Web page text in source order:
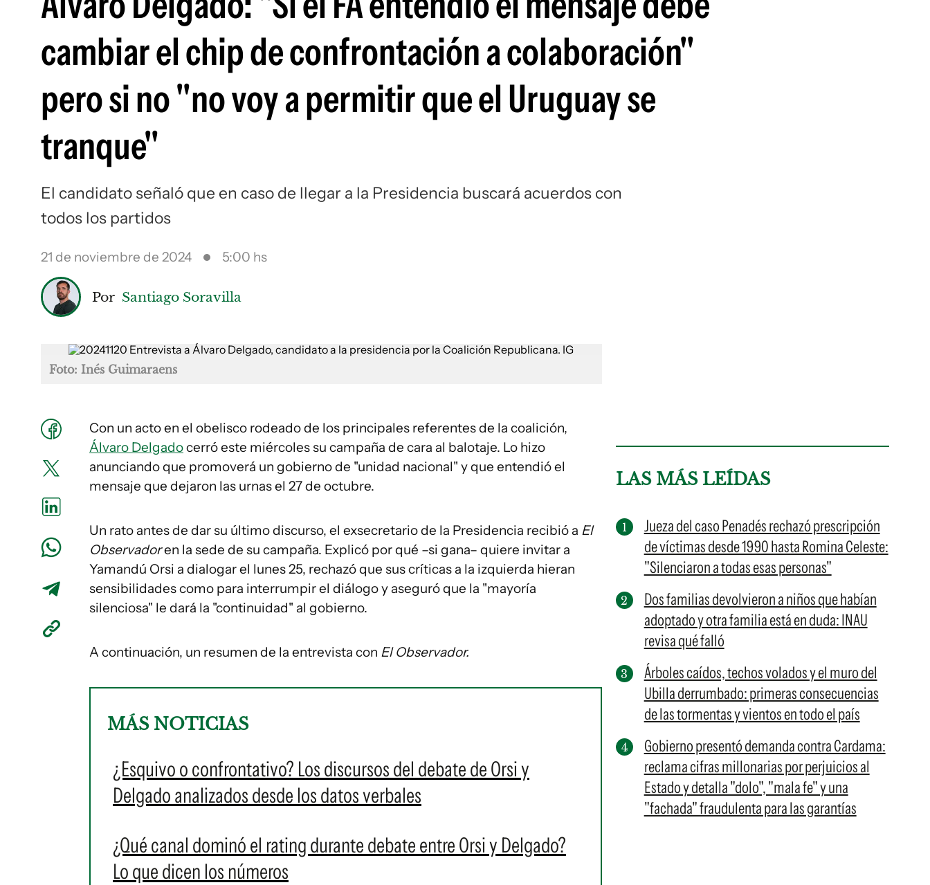
cambiar el chip de confrontación a colaboración"
pero si no "no voy a permitir que el Uruguay se
tranque"
El candidato señaló que en caso de llegar a la Presidencia buscará acuerdos con
todos los partidos
21 de noviembre de 2024 5:00 hs
Por Santiago Soravilla
Foto: Inés Guimaraens
Con un acto en el obelisco rodeado de los principales referentes de la coalición,
Álvaro Delgadocerró este miércoles su campaña de cara al balotaje. Lo hizo
anunciando que promoverá un gobierno de "unidad nacional" y que entendió el
mensaje que dejaron las urnas el 27 de octubre.
Un rato antes de dar su último discurso, el exsecretario de la Presidencia recibió a El
Observadoren la sede de su campaña. Explicó por qué –si gana– quiere invitar a
Yamandú Orsi a dialogar el lunes 25, rechazó que sus críticas a la izquierda hieran
sensibilidades como para interrumpir el diálogo y aseguró que la "mayoría
silenciosa" le dará la "continuidad" al gobierno.
A continuación, un resumen de la entrevista con El Observador.
MÁS NOTICIAS
¿Esquivo o confrontativo? Los discursos del debate de Orsi y
Delgado analizados desde los datos verbales
¿Qué canal dominó el rating durante debate entre Orsi y Delgado?
Lo que dicen los números
LAS MÁS LEÍDAS
Jueza del caso Penadés rechazó prescripción
de víctimas desde 1990 hasta Romina Celeste:
"Silenciaron a todas esas personas"
Dos familias devolvieron a niños que habían
adoptado y otra familia está en duda: INAU
revisa qué falló
Árboles caídos, techos volados y el muro del
Ubilla derrumbado: primeras consecuencias
de las tormentas y vientos en todo el país
Gobierno presentó demanda contra Cardama:
reclama cifras millonarias por perjuicios al
Estado y detalla "dolo", "mala fe" y una
"fachada" fraudulenta para las garantías